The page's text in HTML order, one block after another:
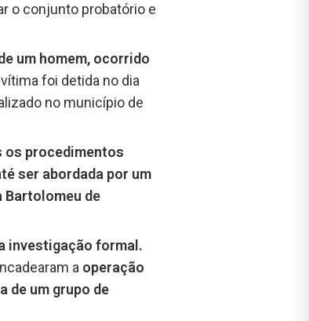
o conjunto probatório e
um homem, ocorrido
foi detida no dia
no município de
os procedimentos
ser abordada por um
Bartolomeu de
investigação formal.
a operação
de um grupo de